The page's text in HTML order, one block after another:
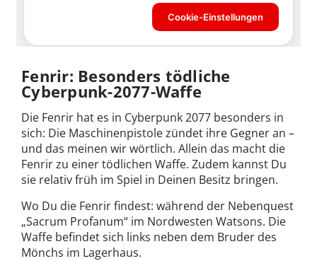
Fenrir: Besonders tödliche
Cyberpunk-2077-Waffe
Die Fenrir hat es in Cyberpunk 2077 besonders in
sich: Die Maschinenpistole zündet ihre Gegner an –
und das meinen wir wörtlich. Allein das macht die
Fenrir zu einer tödlichen Waffe. Zudem kannst Du
sie relativ früh im Spiel in Deinen Besitz bringen.
Wo Du die Fenrir findest: während der Nebenquest
„Sacrum Profanum“ im Nordwesten Watsons. Die
Waffe befindet sich links neben dem Bruder des
Mönchs im Lagerhaus.